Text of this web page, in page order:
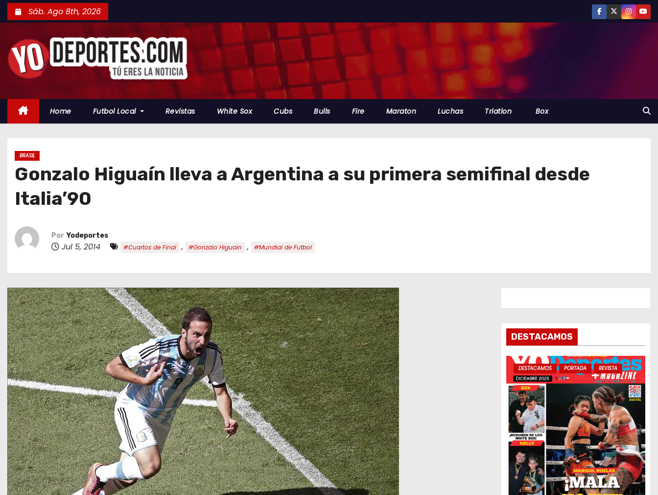
a
l
Sáb. Ago 8th, 2026
Home Futbol Local Revistas White Sox Cubs Bulls Fire Maraton Luchas Triatlon Box
BRASIL
Gonzalo Higuaín lleva a Argentina a su primera semifinal desde
Italia’90
Por Yodeportes
Jul 5, 2014 #Cuartos de Final , #Gonzalo Higuain , #Mundial de Futbol
DESTACAMOS
DESTACAMOS PORTADA REVISTA